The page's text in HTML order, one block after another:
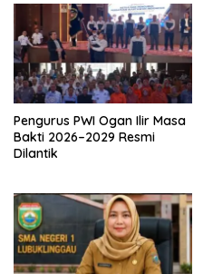
Pengurus PWI Ogan Ilir Masa
Bakti 2026–2029 Resmi
Dilantik